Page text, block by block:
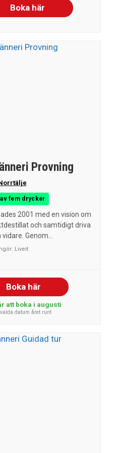
Boka här
Provning
fem drycker
2001 med en vision om
och samtidigt driva
Genom...
Liveit
Boka här
att boka i augusti
datum året runt